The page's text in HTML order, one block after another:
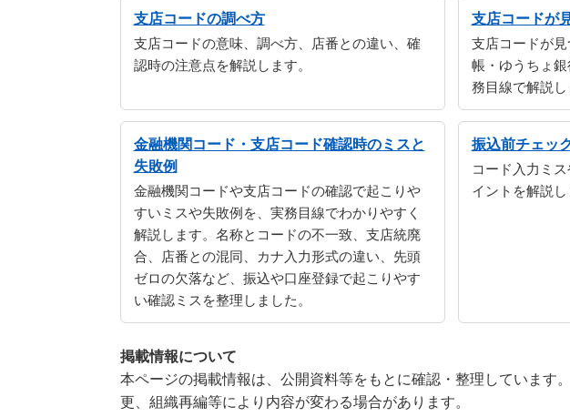
支店コードの調べ方
支店コードの意味、調べ方、店番との違い、確
認時の注意点を解説します。
支店コードが
支店コードが
帳・ゆうちょ
務目線で解説し
金融機関コード・支店コード確認時のミスと
失敗例
金融機関コードや支店コードの確認で起こりや
すいミスや失敗例を、実務目線でわかりやすく
解説します。名称とコードの不一致、支店統廃
合、店番との混同、カナ入力形式の違い、先頭
ゼロの欠落など、振込や口座登録で起こりやす
い確認ミスを整理しました。
振込前チェッ
コード入力ミ
イントを解説し
掲載情報について
本ページの掲載情報は、公開資料等をもとに確認・整理しています
更、組織再編等により内容が変わる場合があります。